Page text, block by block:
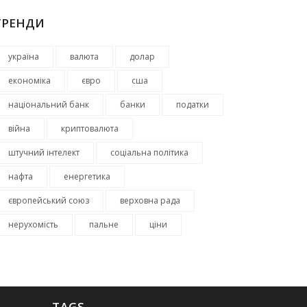
україна валюта долар
економіка євро сша
національний банк банки податки
війна криптовалюта
штучний інтелект соціальна політика
нафта енергетика
європейський союз верховна рада
нерухомість пальне ціни